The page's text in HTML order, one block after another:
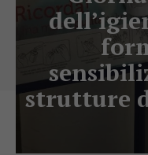
strutture